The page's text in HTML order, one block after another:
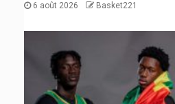
6 août 2026 Basket221